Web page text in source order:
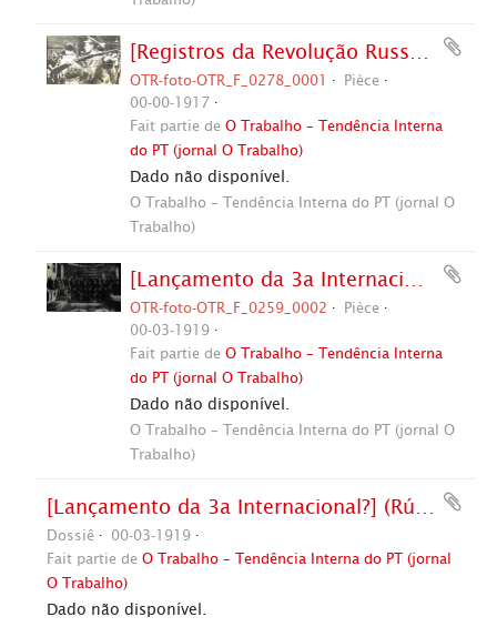
[Registros da Revolução Russa?] (Rússia, 1917). / Crédito: Autoria desconhecida.
OTR-foto-OTR_F_0278_0001
Pièce
00-00-1917
Fait partie deO Trabalho – Tendência Interna
do PT (jornal O Trabalho)
Dado não disponível.
O Trabalho – Tendência Interna do PT (jornal O
Trabalho)
[Lançamento da 3a Internacional?] (Rússia, mar. 1919). / Crédito: Autoria desconhecida.
OTR-foto-OTR_F_0259_0002
Pièce
00-03-1919
Fait partie deO Trabalho – Tendência Interna
do PT (jornal O Trabalho)
Dado não disponível.
O Trabalho – Tendência Interna do PT (jornal O
Trabalho)
[Lançamento da 3a Internacional?] (Rússia, mar. 1919).
Dossiê
00-03-1919
Fait partie de O Trabalho – Tendência Interna do PT (jornal
O Trabalho)
Dado não disponível.